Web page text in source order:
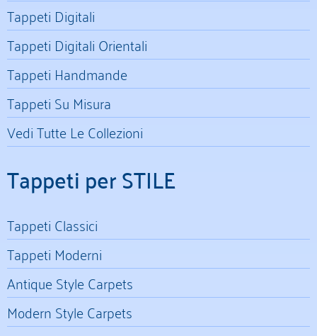
Tappeti Digitali
Tappeti Digitali Orientali
Tappeti Handmande
Tappeti Su Misura
Vedi Tutte Le Collezioni
Tappeti per STILE
Tappeti Classici
Tappeti Moderni
Antique Style Carpets
Modern Style Carpets